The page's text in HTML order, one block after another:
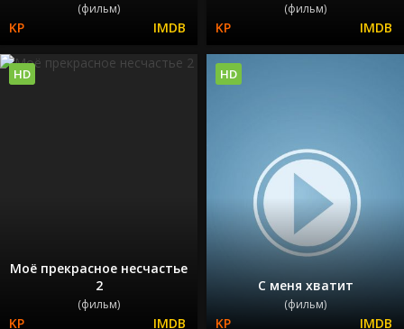
(фильм) (фильм)
Моё прекрасное несчастье
2
(фильм)
HD
С меня хватит
(фильм)
HD